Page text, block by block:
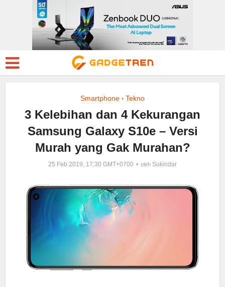
Smartphone • Tekno
3 Kelebihan dan 4 Kekurangan
Samsung Galaxy S10e – Versi
Murah yang Gak Murahan?
25 Feb 2019, 17:30 GMT+0700 oleh Sukindar